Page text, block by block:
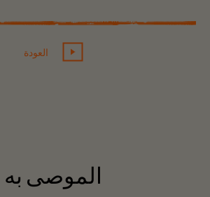
العودة
الموصى به